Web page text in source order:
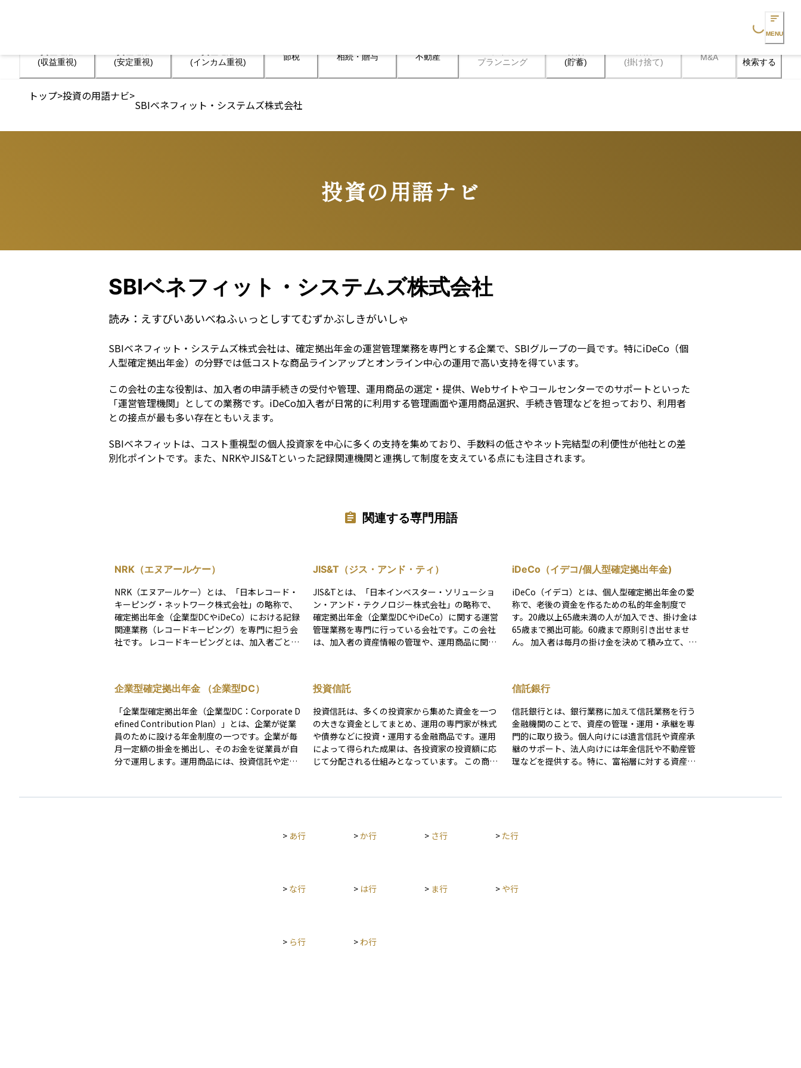
MENU
(収益重視)
(安定重視)
(インカム重視)
節税 相続・贈与 不動産
プランニング
(貯蓄)
(掛け捨て)
M&A 検索する
トップ>投資の用語ナビ>
SBIベネフィット・システムズ株式会社
投資の用語ナビ
Terms
SBIベネフィット・システムズ株式会社
読み： えすびいあいべねふぃっとしすてむずかぶしきがいしゃ
SBIベネフィット・システムズ株式会社は、確定拠出年金の運営管理業務を専門とする企業で、SBIグループの一員です。特にiDeCo（個
人型確定拠出年金）の分野では低コストな商品ラインアップとオンライン中心の運用で高い支持を得ています。
この会社の主な役割は、加入者の申請手続きの受付や管理、運用商品の選定・提供、Webサイトやコールセンターでのサポートといった
「運営管理機関」としての業務です。iDeCo加入者が日常的に利用する管理画面や運用商品選択、手続き管理などを担っており、利用者
との接点が最も多い存在ともいえます。
SBIベネフィットは、コスト重視型の個人投資家を中心に多くの支持を集めており、手数料の低さやネット完結型の利便性が他社との差
別化ポイントです。また、NRKやJIS&Tといった記録関連機関と連携して制度を支えている点にも注目されます。
関連する専門用語
NRK（エヌアールケー）
NRK（エヌアールケー）とは、「日本レコード・
キーピング・ネットワーク株式会社」の略称で、
確定拠出年金（企業型DCやiDeCo）における記録
関連業務（レコードキーピング）を専門に担う会
社です。 レコードキーピングとは、加入者ごとの
した記録・照合・報告業務の中枢を担い、各金融
機関・運営管理機関・事業主と連携しながら、制
度全体の安定運営を支えています。 企業型DCやi
DeCoの加入者が利用するWeb画面や郵送される
取引報告書なども、NRKが提供する仕組みの一部
です。加入者自身がNRKという会社名を意識する
ことは少ないかもしれませんが、制度の裏側で重
JIS&T（ジス・アンド・ティ）
JIS&Tとは、「日本インベスター・ソリューショ
ン・アンド・テクノロジー株式会社」の略称で、
確定拠出年金（企業型DCやiDeCo）に関する運営
管理業務を専門に行っている会社です。この会社
は、加入者の資産情報の管理や、運用商品に関す
型DC制度で採用されているため、加入者にとって
は日常的に目にする存在です。年金制度の裏側
で、円滑な資産運用を支える重要な役割を果たし
ています。
iDeCo（イデコ/個人型確定拠出年金)
iDeCo（イデコ）とは、個人型確定拠出年金の愛
称で、老後の資金を作るための私的年金制度で
す。20歳以上65歳未満の人が加入でき、掛け金は
65歳まで拠出可能。60歳まで原則引き出せませ
ん。 加入者は毎月の掛け金を決めて積み立て、選
要です。 投資信託や定期預金、生命保険などの金
融商品で運用し、税制優遇を受けられます。積立
時は掛金が全額所得控除の対象となり、運用時は
運用益が非課税、受取時も一定額が非課税になる
などのメリットがあります。 一方で、証券口座と
異なり各種手数料がかかること、途中引き出しが
原則できない、というデメリットもあります。
企業型確定拠出年金 （企業型DC）
「企業型確定拠出年金（企業型DC：Corporate D
efined Contribution Plan）」とは、企業が従業
員のために設ける年金制度の一つです。企業が毎
月一定額の掛金を拠出し、そのお金を従業員が自
分で運用します。運用商品には、投資信託や定期
めのもので、掛金の拠出時に税制優遇があるとい
す。また、個人型確定拠出年金（iDeCo：Individ
投資信託
投資信託は、多くの投資家から集めた資金を一つ
の大きな資金としてまとめ、運用の専門家が株式
や債券などに投資・運用する金融商品です。運用
によって得られた成果は、各投資家の投資額に応
じて分配される仕組みとなっています。 この商品
に必要な信託報酬や購入時手数料などのコストが
の専門家がその方針に基づいて投資先を選定し、
信託銀行
信託銀行とは、銀行業務に加えて信託業務を行う
金融機関のことで、資産の管理・運用・承継を専
門的に取り扱う。個人向けには遺言信託や資産承
継のサポート、法人向けには年金信託や不動産管
理などを提供する。特に、富裕層に対する資産保
通じて、顧客の資産を安全に管理し、特定の目的
> あ行 >か行 > さ行 > た行
> な行 > は行 > ま行 > や行
> ら行 > わ行